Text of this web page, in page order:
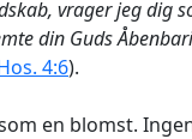
vrager jeg dig
din Guds
4:6).
en blomst.